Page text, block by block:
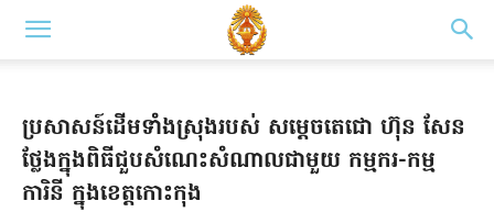
ប្រសាសន៍​ដើមទាំង​ស្រុង​របស់ សម្តេច​តេជោ ហ៊ុន សែន
ថ្លែងក្នុង​ពិធីជួប​សំណេះ​​សំណាល​​ជាមួយ​ កម្មករ-កម្ម
ការិនី ក្នុងខេត្តកោះកុង